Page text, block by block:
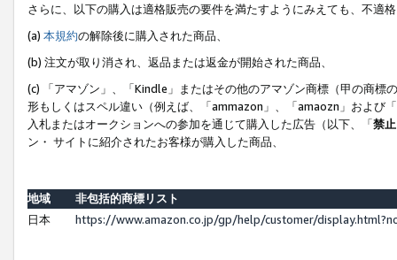
さらに、以下の購入は適格販売の要件を満たすようにみえても、不適
(a) 本規約の解除後に購入された商品、
(b) 注文が取り消され、返品または返金が開始された商品、
(c) 「アマゾン」、「Kindle」またはその他のアマゾン商標（甲の商
形もしくはスペル違い（例えば、「ammazon」、「amaozn」および
入札またはオークションへの参加を通じて購入した広告（以下、「禁
ン・ サイトに紹介されたお客様が購入した商品、
地域
非包括的商標リスト
日本
https://www.amazon.co.jp/gp/help/customer/